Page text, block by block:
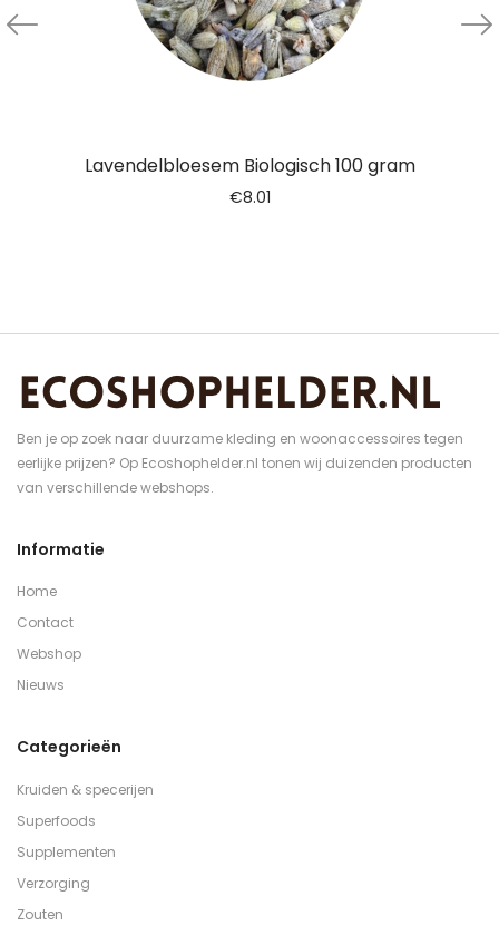
Lavendelbloesem Biologisch 100 gram
€8.01
Ben je op zoek naar duurzame kleding en woonaccessoires tegen
eerlijke prijzen? Op Ecoshophelder.nl tonen wij duizenden producten
van verschillende webshops.
Informatie
Home
Contact
Webshop
Nieuws
Categorieën
Kruiden & specerijen
Superfoods
Supplementen
Verzorging
Zouten